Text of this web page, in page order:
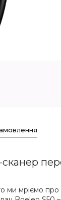
сканер
мріємо про